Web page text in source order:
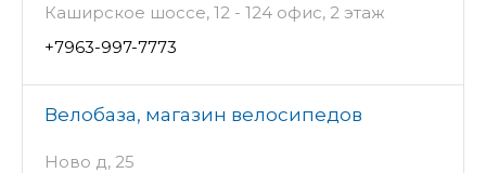
Каширское шоссе, 12 - 124 офис, 2 этаж
+7963-997-7773
Велобаза, магазин велосипедов
Ново д, 25